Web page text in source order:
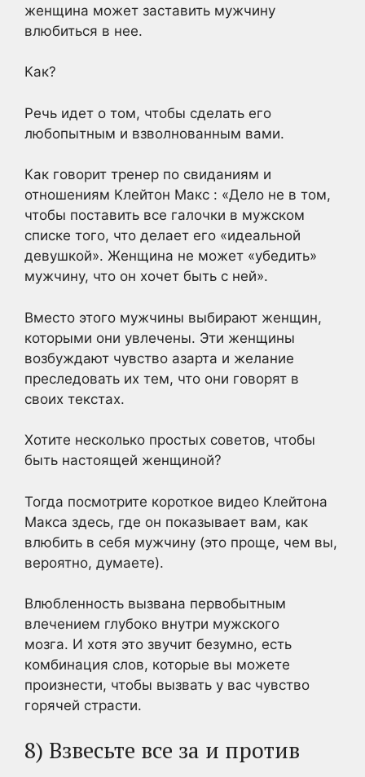
женщина может заставить мужчину
влюбиться в нее.
Как?
Речь идет о том, чтобы сделать его
любопытным и взволнованным вами.
Как говорит тренер по свиданиям и
отношениям Клейтон Макс : «Дело не в том,
чтобы поставить все галочки в мужском
списке того, что делает его «идеальной
девушкой». Женщина не может «убедить»
мужчину, что он хочет быть с ней».
Вместо этого мужчины выбирают женщин,
которыми они увлечены. Эти женщины
возбуждают чувство азарта и желание
преследовать их тем, что они говорят в
своих текстах.
Хотите несколько простых советов, чтобы
быть настоящей женщиной?
Тогда посмотрите короткое видео Клейтона
Макса здесь, где он показывает вам, как
влюбить в себя мужчину (это проще, чем вы,
вероятно, думаете).
Влюбленность вызвана первобытным
влечением глубоко внутри мужского
мозга. И хотя это звучит безумно, есть
комбинация слов, которые вы можете
произнести, чтобы вызвать у вас чувство
горячей страсти.
8) Взвесьте все за и против